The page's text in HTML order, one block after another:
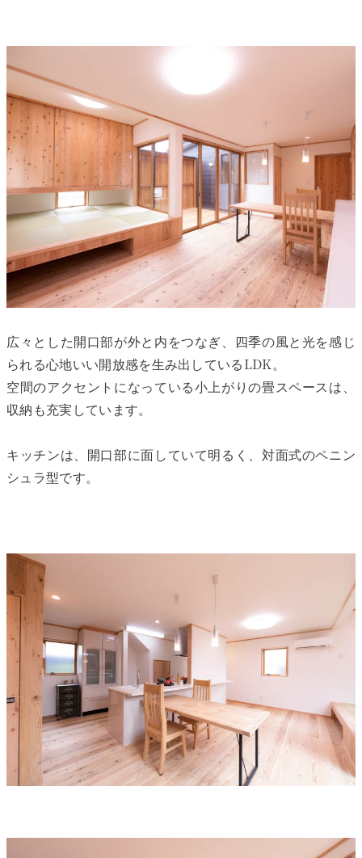
広々とした開口部が外と内をつなぎ、四季の風と光を感じ
られる心地いい開放感を生み出しているLDK。
空間のアクセントになっている小上がりの畳スペースは、
収納も充実しています。
キッチンは、開口部に面していて明るく、対面式のペニン
シュラ型です。